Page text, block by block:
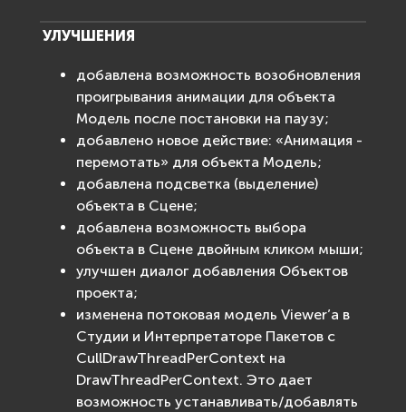
УЛУЧШЕНИЯ
добавлена возможность возобновления
проигрывания анимации для объекта
Модель после постановки на паузу;
добавлено новое действие: «Анимация -
перемотать» для объекта Модель;
добавлена подсветка (выделение)
объекта в Сцене;
добавлена возможность выбора
объекта в Сцене двойным кликом мыши;
улучшен диалог добавления Объектов
проекта;
изменена потоковая модель Viewer’а в
Студии и Интерпретаторе Пакетов с
CullDrawThreadPerContext на
DrawThreadPerContext. Это дает
возможность устанавливать/добавлять